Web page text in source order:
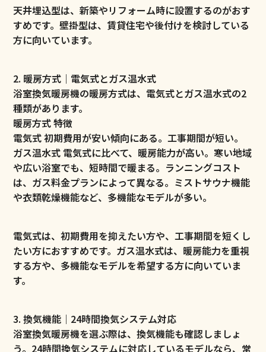
天井埋込型は、新築やリフォーム時に設置するのがおす
すめです。壁掛型は、賃貸住宅や後付けを検討している
方に向いています。
2. 暖房方式｜電気式とガス温水式
浴室換気暖房機の暖房方式は、電気式とガス温水式の2
種類があります。
暖房方式 特徴
電気式 初期費用が安い傾向にある。工事期間が短い。
ガス温水式 電気式に比べて、暖房能力が高い。寒い地域
や広い浴室でも、短時間で暖まる。ランニングコスト
は、ガス料金プランによって異なる。ミストサウナ機能
や衣類乾燥機能など、多機能なモデルが多い。
電気式は、初期費用を抑えたい方や、工事期間を短くし
たい方におすすめです。ガス温水式は、暖房能力を重視
する方や、多機能なモデルを希望する方に向いていま
す。
3. 換気機能｜24時間換気システム対応
浴室換気暖房機を選ぶ際は、換気機能も確認しましょ
う。24時間換気システムに対応しているモデルなら、常